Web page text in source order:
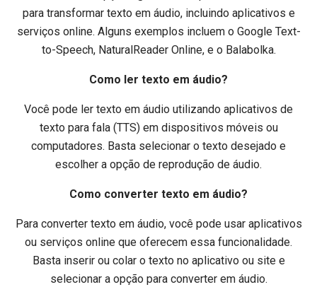
para transformar texto em áudio, incluindo aplicativos e
serviços online. Alguns exemplos incluem o Google Text-
to-Speech, NaturalReader Online, e o Balabolka.
Como ler texto em áudio?
Você pode ler texto em áudio utilizando aplicativos de
texto para fala (TTS) em dispositivos móveis ou
computadores. Basta selecionar o texto desejado e
escolher a opção de reprodução de áudio.
Como converter texto em áudio?
Para converter texto em áudio, você pode usar aplicativos
ou serviços online que oferecem essa funcionalidade.
Basta inserir ou colar o texto no aplicativo ou site e
selecionar a opção para converter em áudio.